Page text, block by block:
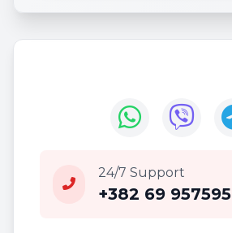
24/7 Support
+382 69 957595